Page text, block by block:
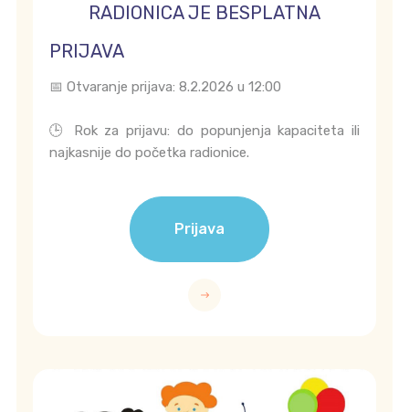
RADIONICA JE BESPLATNA
PRIJAVA
📅 Otvaranje prijava: 8.2.2026 u 12:00
🕒 Rok za prijavu: do popunjenja kapaciteta ili
najkasnije do početka radionice.
Prijava